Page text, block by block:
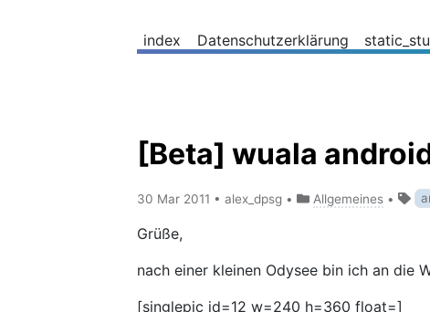
index Datenschutzerklärung
[Beta] wuala
30 Mar 2011 •alex_dpsg • Allgemeines •
Grüße,
nach einer kleinen Odysee bin ich an die
[singlepic id=12 w=240 h=360 float=]